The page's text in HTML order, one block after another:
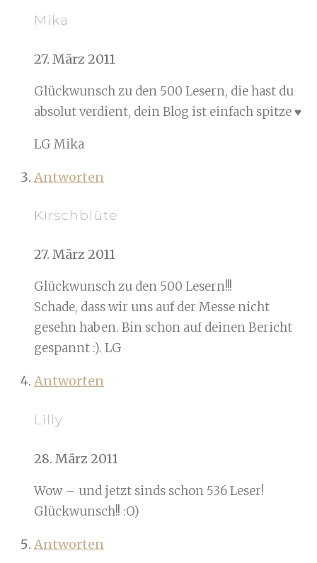
Mika
27. März 2011
Glückwunsch zu den 500 Lesern, die hast du
absolut verdient, dein Blog ist einfach spitze ♥
LG Mika
Antworten
Kirschblüte
27. März 2011
Glückwunsch zu den 500 Lesern!!!
Schade, dass wir uns auf der Messe nicht
gesehn haben. Bin schon auf deinen Bericht
gespannt :). LG
Antworten
Lilly
28. März 2011
Wow – und jetzt sinds schon 536 Leser!
Glückwunsch!! :O)
Antworten